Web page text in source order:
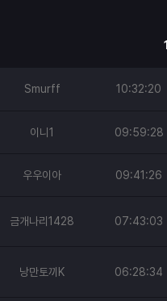
1
Smurff 10:32:20
이니1 09:59:28
우우이아 09:41:26
금개나리1428 07:43:03
낭만토끼K 06:28:34